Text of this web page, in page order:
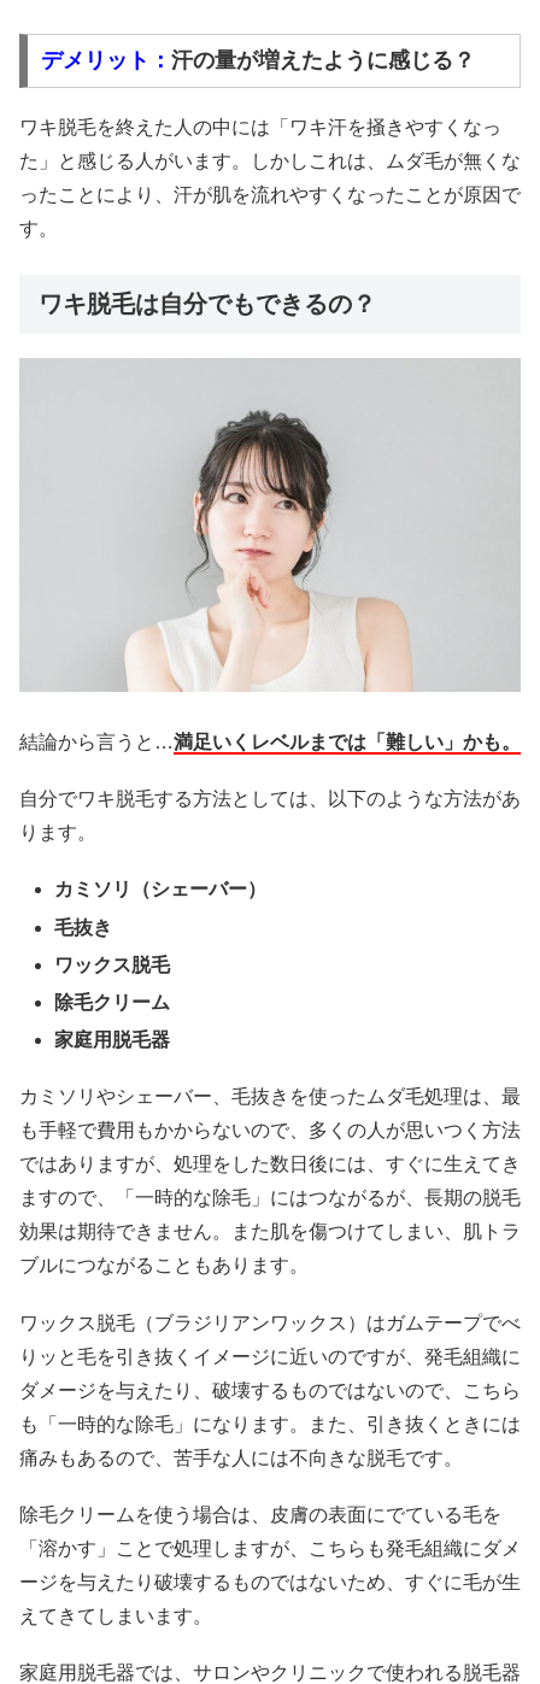
デメリット： 汗の量が増えたように感じる？
ワキ脱毛を終えた人の中には「ワキ汗を掻きやすくなっ
た」と感じる人がいます。しかしこれは、ムダ毛が無くな
ったことにより、汗が肌を流れやすくなったことが原因で
す。
ワキ脱毛は自分でもできるの？
結論から言うと…満足いくレベルまでは「難しい」かも。
自分でワキ脱毛する方法としては、以下のような方法があ
ります。
カミソリ（シェーバー）
毛抜き
ワックス脱毛
除毛クリーム
家庭用脱毛器
カミソリやシェーバー、毛抜きを使ったムダ毛処理は、最
も手軽で費用もかからないので、多くの人が思いつく方法
ではありますが、処理をした数日後には、すぐに生えてき
ますので、「一時的な除毛」にはつながるが、長期の脱毛
効果は期待できません。また肌を傷つけてしまい、肌トラ
ブルにつながることもあります。
ワックス脱毛（ブラジリアンワックス）はガムテープでべ
りッと毛を引き抜くイメージに近いのですが、発毛組織に
ダメージを与えたり、破壊するものではないので、こちら
も「一時的な除毛」になります。また、引き抜くときには
痛みもあるので、苦手な人には不向きな脱毛です。
除毛クリームを使う場合は、皮膚の表面にでている毛を
「溶かす」ことで処理しますが、こちらも発毛組織にダメ
ージを与えたり破壊するものではないため、すぐに毛が生
えてきてしまいます。
家庭用脱毛器では、サロンやクリニックで使われる脱毛器